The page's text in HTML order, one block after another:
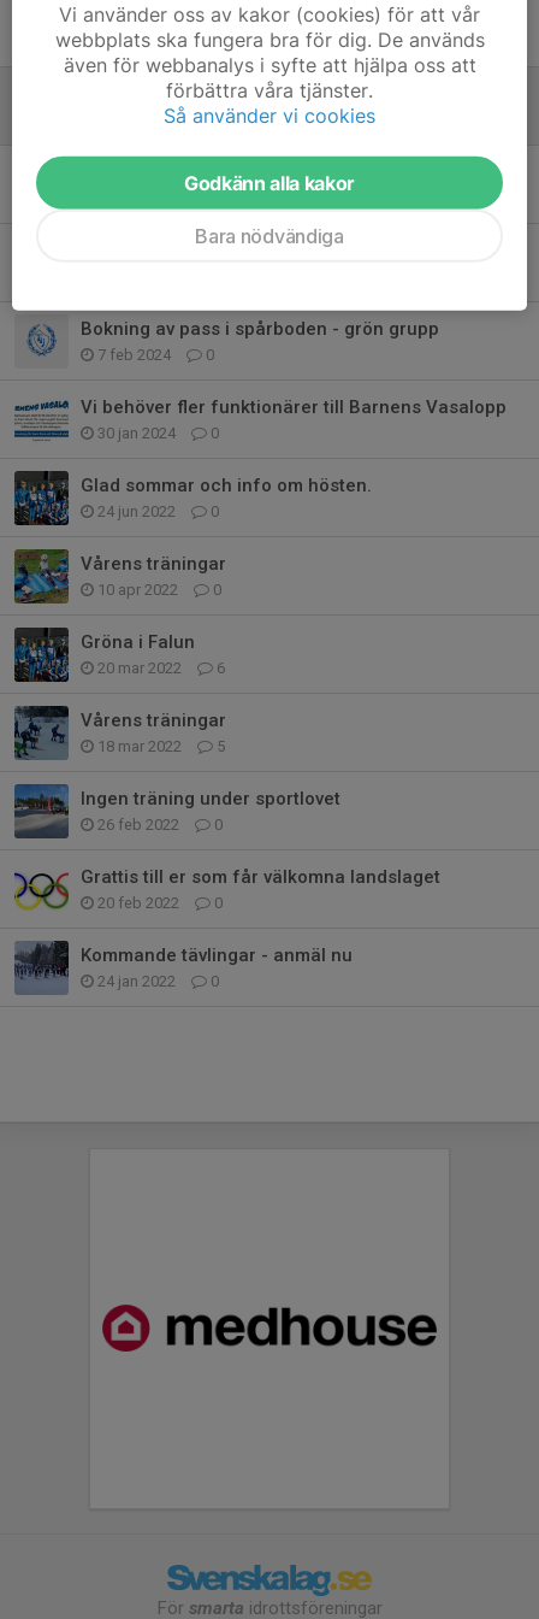
Information från föräldramötet
19 jan 2025 0
Tävlingar 2025
19 dec 2024 0
Spårboden Bemanning
Ni vet väl om att vi har en Whatsapp-grupp?
Bokning av pass i spårboden - grön grupp
7 feb 2024 0
Vi behöver fler funktionärer till Barnens Vasalopp
30 jan 2024 0
Glad sommar och info om hösten.
24 jun 2022 0
Vårens träningar
10 apr 2022 0
Gröna i Falun
20 mar 2022 6
Vårens träningar
18 mar 2022 5
Ingen träning under sportlovet
26 feb 2022 0
Grattis till er som får välkomna landslaget
20 feb 2022 0
Kommande tävlingar - anmäl nu
24 jan 2022 0
För smarta idrottsföreningar
Vi använder oss av kakor (cookies) för att vår
webbplats ska fungera bra för dig. De används
även för webbanalys i syfte att hjälpa oss att
förbättra våra tjänster.
Så använder vi cookies
Godkänn alla kakor
Bara nödvändiga